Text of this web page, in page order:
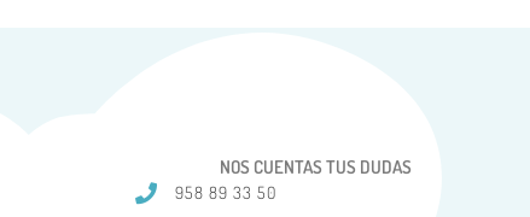
NOS CUENTAS TUS DUDAS
958 89 33 50